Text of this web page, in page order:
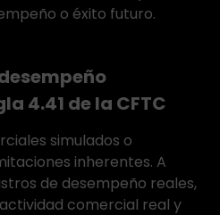
o éxito futuro.
4.41 de la CFTC
simulados o
inherentes. A
de desempeño reales,
comercial real y